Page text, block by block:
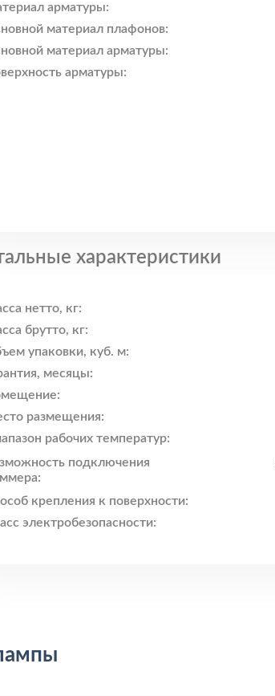
арматуры:
материал плафонов:
материал арматуры:
арматуры:
характеристики
нетто, кг:
брутто, кг:
упаковки, куб. м:
месяцы:
размещения:
рабочих температур:
подключения
крепления к поверхности:
электробезопасности: